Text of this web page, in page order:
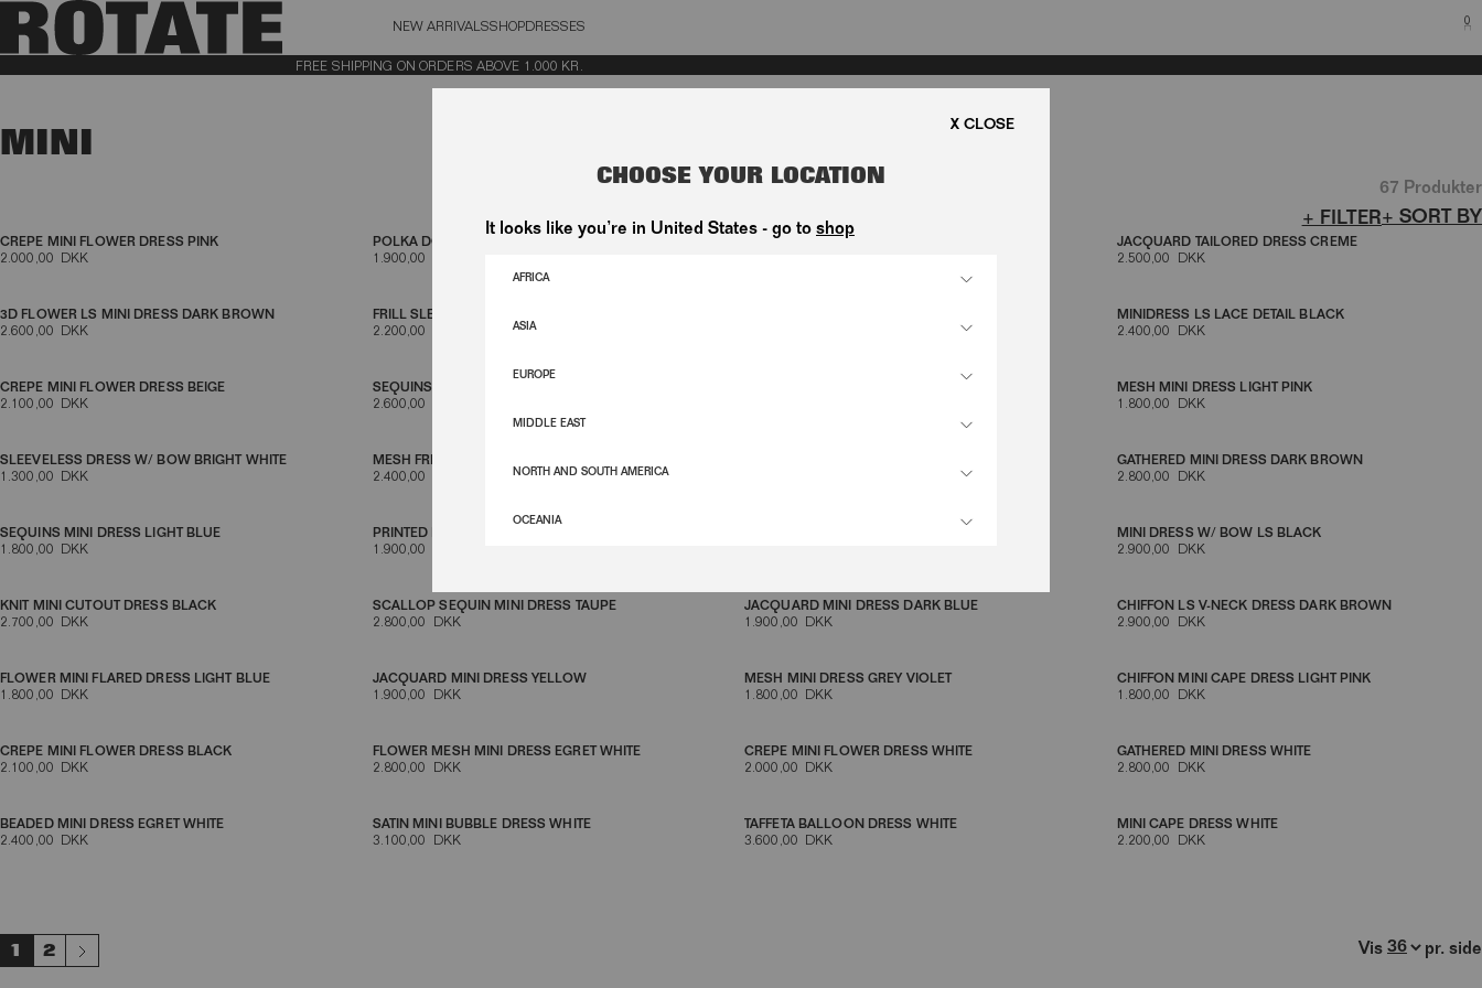
NEW ARRIVALSSHOPDRESSES 0
BAG (0)
FREE SHIPPING ON ORDERS ABOVE 1.000 KR.
MINI
67 Produkter
+ FILTER+ SORT BY
CREPE MINI FLOWER DRESS PINK
2.000,00 DKK
POLKA DOT MINI DRESS CREME
1.900,00 DKK
MINI RUCHED DRESS PINK
JACQUARD TAILORED DRESS CREME
2.500,00 DKK
3D FLOWER LS MINI DRESS DARK BROWN
2.600,00 DKK
FRILL SLEEVED MINI DRESS BLACK
2.200,00 DKK
MINIDRESS LS LACE DETAIL BLACK
2.400,00 DKK
CREPE MINI FLOWER DRESS BEIGE
2.100,00 DKK
SEQUINS LS MINI DRESS DARK GREEN
2.600,00 DKK
MESH MINI DRESS LIGHT PINK
1.800,00 DKK
SLEEVELESS DRESS W/ BOW BRIGHT WHITE
1.300,00 DKK
MESH FRILL MINI DRESS LIGHT PINK
2.400,00 DKK
GATHERED MINI DRESS DARK BROWN
2.800,00 DKK
SEQUINS MINI DRESS LIGHT BLUE
1.800,00 DKK
PRINTED LONG-SLEEVE DRESS BLACK
1.900,00 DKK
MINI DRESS W/ BOW LS BLACK
2.900,00 DKK
KNIT MINI CUTOUT DRESS BLACK
2.700,00 DKK
SCALLOP SEQUIN MINI DRESS TAUPE
2.800,00 DKK
JACQUARD MINI DRESS DARK BLUE
1.900,00 DKK
CHIFFON LS V-NECK DRESS DARK BROWN
2.900,00 DKK
FLOWER MINI FLARED DRESS LIGHT BLUE
1.800,00 DKK
JACQUARD MINI DRESS YELLOW
1.900,00 DKK
MESH MINI DRESS GREY VIOLET
1.800,00 DKK
CHIFFON MINI CAPE DRESS LIGHT PINK
1.800,00 DKK
CREPE MINI FLOWER DRESS BLACK
2.100,00 DKK
FLOWER MESH MINI DRESS EGRET WHITE
2.800,00 DKK
CREPE MINI FLOWER DRESS WHITE
2.000,00 DKK
GATHERED MINI DRESS WHITE
2.800,00 DKK
BEADED MINI DRESS EGRET WHITE
2.400,00 DKK
SATIN MINI BUBBLE DRESS WHITE
3.100,00 DKK
TAFFETA BALLOON DRESS WHITE
3.600,00 DKK
MINI CAPE DRESS WHITE
2.200,00 DKK
1 2 Vis pr. side
CHOOSE YOUR LOCATION
It looks like you’re in United States - go to shop
AFRICA
ASIA
EUROPE
MIDDLE EAST
NORTH AND SOUTH AMERICA
OCEANIA